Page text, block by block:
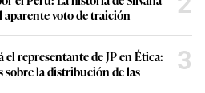
aparente voto de traición
representante de JP en Ética:
sobre la distribución de las
3